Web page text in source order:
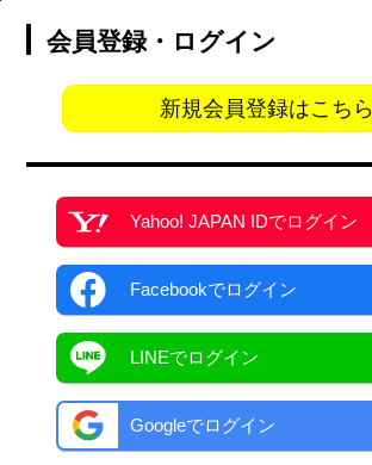
会員登録・ログイン
新規会員登録はこちら
Yahoo! JAPAN IDでログイン
Facebookでログイン
LINEでログイン
Googleでログイン